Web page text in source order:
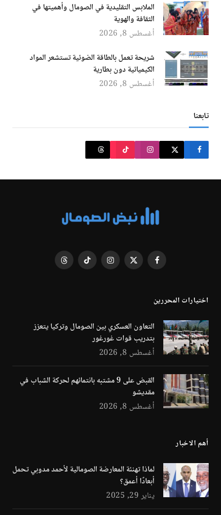
الملابس التقليدية في الصومال وأهميتها في
الثقافة والهوية
أغسطس 8, 2026
شريحة تعمل بالطاقة الضوئية تستشعر المواد
الكيميائية دون بطارية
أغسطس 8, 2026
تابعنا
فيسبوك X
الانستغرامتيكتوك Threads
اختيارات المحررين
التعاون العسكري بين الصومال وتركيا يتعزز
بتدريب قوات غورغور
أغسطس 8, 2026
القبض على 9 مشتبه بانتمائهم لحركة الشباب في
مقديشو
أغسطس 8, 2026
أهم الاخبار
لماذا تهنئة المعارضة الصومالية لأحمد مدوبي تحمل
أبعادًا أعمق؟
يناير 29, 2025